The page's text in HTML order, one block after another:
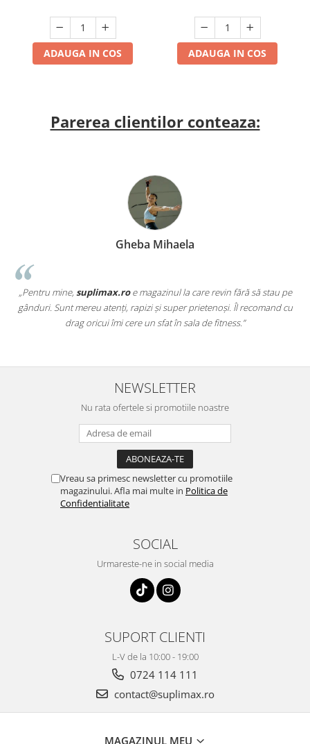
ADAUGA IN COS ADAUGA IN COS
Parerea clientilor conteaza:
Gheba Mihaela
„Pentru mine,suplimax.roe magazinul la care revin fără să stau pe
gânduri. Sunt mereu atenți, rapizi și super prietenoși. Îl recomand cu
drag oricui îmi cere un sfat în sala de fitness.”
NEWSLETTER
Nu rata ofertele si promotiile noastre
Vreau sa primesc newsletter cu promotiile
magazinului. Afla mai multe in Politica de
Confidentialitate
SOCIAL
Urmareste-ne in social media
SUPORT CLIENTI
L-V de la 10:00 - 19:00
0724 114 111
contact@suplimax.ro
MAGAZINUL MEU